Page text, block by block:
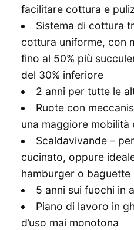
facilitare cottura e
Sistema di cottura
cottura uniforme, con
fino al 50% più
del 30% inferiore
2 anni per tutte le
Ruote con
una maggiore mobilità
Scaldavivande –
cucinato, oppure
hamburger o baguette
5 anni sui fuochi in
Piano di lavoro in
d’uso mai monotona